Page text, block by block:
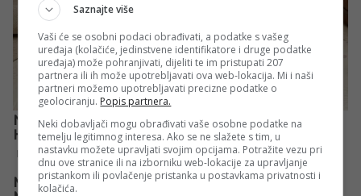
Saznajte više
Vaši će se osobni podaci obrađivati, a podatke s vašeg
uređaja (kolačiće, jedinstvene identifikatore i druge podatke
uređaja) može pohranjivati, dijeliti te im pristupati 207
partnera ili ih može upotrebljavati ova web-lokacija. Mi i naši
partneri možemo upotrebljavati precizne podatke o
geolociranju. Popis partnera.
Neki dobavljači mogu obrađivati vaše osobne podatke na
temelju legitimnog interesa. Ako se ne slažete s tim, u
nastavku možete upravljati svojim opcijama. Potražite vezu pri
dnu ove stranice ili na izborniku web-lokacije za upravljanje
pristankom ili povlačenje pristanka u postavkama privatnosti i
kolačića.